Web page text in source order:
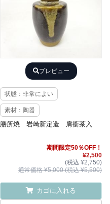
プレビュー
状態：非常によい
素材：陶器
膳所焼 岩崎新定造 肩衝茶入
期間限定50％OFF！
¥2,500
(税込 ¥2,750)
通常価格 ¥5,000 (税込 ¥5,500)
カゴに入れる